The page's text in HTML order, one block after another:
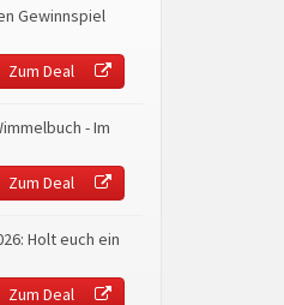
Gewinnspiel
Zum Deal
- Im
Zum Deal
Holt euch ein
Zum Deal